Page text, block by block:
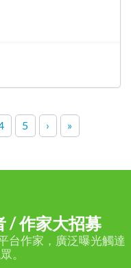
5 › »
/ 作家大招募
台作家，廣泛曝光觸達
。